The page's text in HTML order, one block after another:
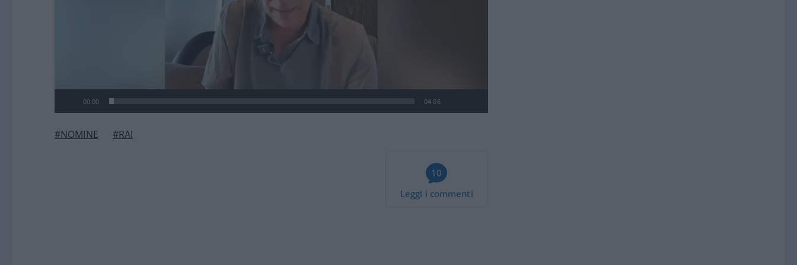
00:00 04:06
#NOMINE #RAI
10
Leggi i commenti